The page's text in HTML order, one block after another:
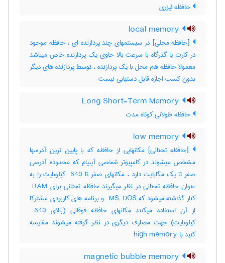
حافظه لیزری
[حافظه محلی] در سیستمهای چند پردازنده ای ، حافظه موجود
در کارت یا گذرگاه با سرعت بالا حاوی یک پردازنده خاص میباشد
معمولا حافظه هم محل با یک پردازنده ، توسط پردازنده های دیگر
بدون کسب اجازه قابل دستیابی نیست
حافظه طولانی کوتاه مدت
[حافظه تحتانی] مکانهایی از حافظه که با پایین ترین آدرسها
مشخص میشوند در کامپیوتر شخصی آیبیام که محدوده آدرسی
صفر تا یک مگابایت دارد ، مکانهای صفر تا ‎ 640 کیلوبایت را به
عنوان حافظه تحتانی در نظر میگیرند حافظه تحتانی برای ‎ RAM
کنار گذاشته میشود که ‎ MS-DOS و برنامه های کاربردی مشترکا
از آن استفاده میکنند مکانهای حافظه فوقانی (بالای ‎ 640
کیلوبایت) جهت مصارف دیگری در نظر گرفته میشوند مقایسه
کنید با ‎ high memory